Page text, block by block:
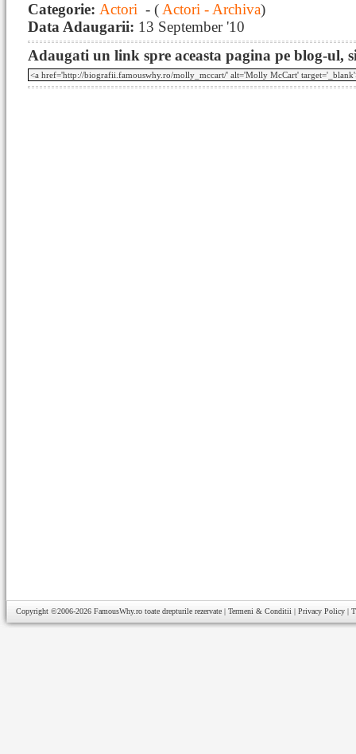
Categorie: Actori - ( Actori - Archiva)
Data Adaugarii: 13 September '10
Adaugati un link spre aceasta pagina pe blog-ul,
Copyright ©2006-2026 FamousWhy.ro toate drepturile rezervate | Termeni & Conditii | Privacy Policy |